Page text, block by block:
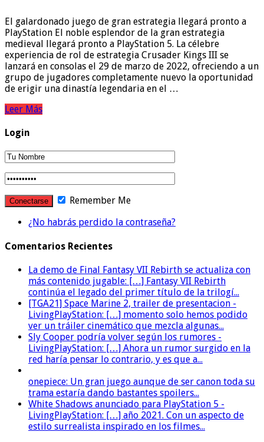
El galardonado juego de gran estrategia llegará pronto a
PlayStation El noble esplendor de la gran estrategia
medieval llegará pronto a PlayStation 5. La célebre
experiencia de rol de estrategia Crusader Kings III se
lanzará en consolas el 29 de marzo de 2022, ofreciendo a un
grupo de jugadores completamente nuevo la oportunidad
de erigir una dinastía legendaria en el …
Leer Más
Login
Remember Me
¿No habrás perdido la contraseña?
Comentarios Recientes
La demo de Final Fantasy VII Rebirth se actualiza con
más contenido jugable: […] Fantasy VII Rebirth
continúa el legado del primer título de la trilogí...
[TGA21] Space Marine 2, trailer de presentacion -
LivingPlayStation: […] momento solo hemos podido
ver un tráiler cinemático que mezcla algunas...
Sly Cooper podría volver según los rumores -
LivingPlayStation: […] Ahora un rumor surgido en la
red haría pensar lo contrario, y es que a...
onepiece: Un gran juego aunque de ser canon toda su
trama estaría dando bastantes spoilers...
White Shadows anunciado para PlayStation 5 -
LivingPlayStation: […] año 2021. Con un aspecto de
estilo surrealista inspirado en los filmes...